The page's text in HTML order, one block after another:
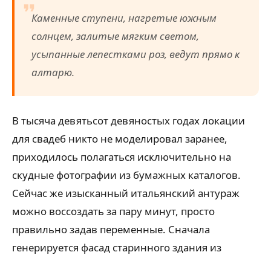
Каменные ступени, нагретые южным
солнцем, залитые мягким светом,
усыпанные лепестками роз, ведут прямо к
алтарю.
В тысяча девятьсот девяностых годах локации
для свадеб никто не моделировал заранее,
приходилось полагаться исключительно на
скудные фотографии из бумажных каталогов.
Сейчас же изысканный итальянский антураж
можно воссоздать за пару минут, просто
правильно задав переменные. Сначала
генерируется фасад старинного здания из